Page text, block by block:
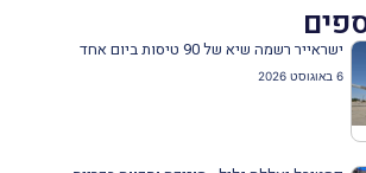
ישראייר רשמה שיא של 90 טיסות ביום אחד
6 באוגוסט 2026